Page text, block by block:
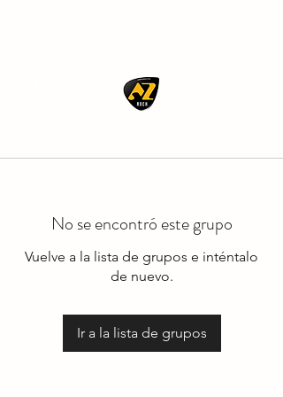
No se encontró este grupo
Vuelve a la lista de grupos e inténtalo
de nuevo.
Ir a la lista de grupos